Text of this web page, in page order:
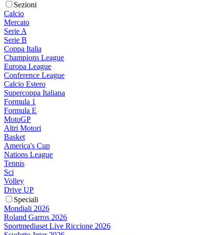
Sezioni
Calcio
Mercato
Serie A
Serie B
Coppa Italia
Champions League
Europa League
Conference League
Calcio Estero
Supercoppa Italiana
Formula 1
Formula E
MotoGP
Altri Motori
Basket
America's Cup
Nations League
Tennis
Sci
Volley
Drive UP
Speciali
Mondiali 2026
Roland Garros 2026
Sportmediaset Live Riccione 2026